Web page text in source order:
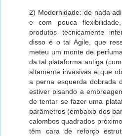
2) Modernidade: de nada
e com pouca
produtos tecnicamente
disso é o tal Agile, que
meteu um monte de
da tal plataforma antiga
altamente invasivas e que
a perna esquerda dobrada
estiver pisando a
de tentar se fazer uma
parâmetros (embaixo dos
calombos quadrados
têm cara de reforço